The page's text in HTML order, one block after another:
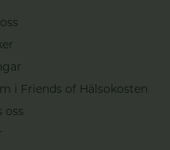
i Friends of Hälsokosten
oss